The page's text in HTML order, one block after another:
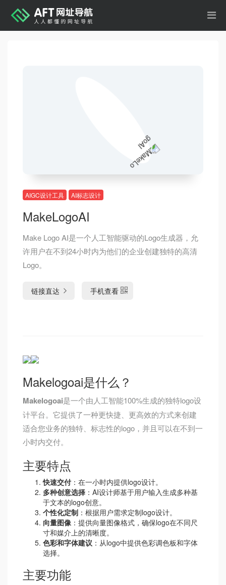
AIGC设计工具 AI标志设计
MakeLogoAI
Make Logo AI是一个人工智能驱动的Logo生成器，允
许用户在不到24小时内为他们的企业创建独特的高清
Logo。
链接直达 手机查看
Makelogoai是什么？
Makelogoai是一个由人工智能100%生成的独特logo设
计平台。它提供了一种更快捷、更高效的方式来创建
适合您业务的独特、标志性的logo，并且可以在不到一
小时内交付。
主要特点
快速交付 ：在一小时内提供logo设计。
多种创意选择 ：AI设计师基于用户输入生成多种基
于文本的logo创意。
个性化定制 ：根据用户需求定制logo设计。
向量图像 ：提供向量图像格式，确保logo在不同尺
寸和媒介上的清晰度。
色彩和字体建议 ：从logo中提供色彩调色板和字体
选择。
主要功能